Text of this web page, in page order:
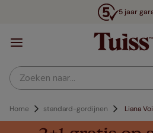
5 jaar
Zoeken naar...
Home standard-gordijnen Liana